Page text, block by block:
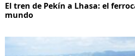
El tren de Pekín a Lhasa: el
mundo